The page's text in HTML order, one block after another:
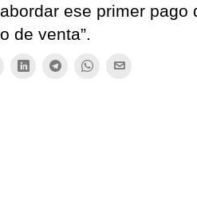
ese primer
de venta”.